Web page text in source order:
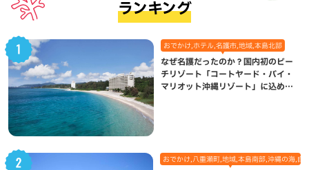
ランキング
おでかけ,ホテル,名護市,地域,本島北部
なぜ名護だったのか？国内初のビー
チリゾート「コートヤード・バイ・
マリオット沖縄リゾート」に込めら
おでかけ,八重瀬町,地域,本島南部,沖縄の海,自